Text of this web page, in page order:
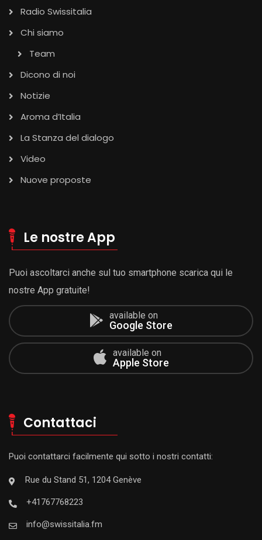
Radio Swissitalia
Chi siamo
Team
Dicono di noi
Notizie
Aroma d’Italia
La Stanza del dialogo
Video
Nuove proposte
Le nostre App
Puoi ascoltarci anche sul tuo smartphone scarica qui le
nostre App gratuite!
available on
Google Store
available on
Apple Store
Contattaci
Puoi contattarci facilmente qui sotto i nostri contatti:
Rue du Stand 51, 1204 Genève
+41767768223
info@swissitalia.fm